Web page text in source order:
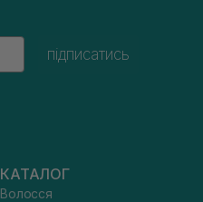
підписатись
КАТАЛОГ
Волосся